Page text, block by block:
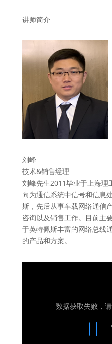
讲师简介
刘峰
技术&销售经理
刘峰先生2011毕业于上海理
向为通信系统中信号和信息
斯，先后从事车载网络通信
咨询以及销售工作。目前主
于英特佩斯丰富的网络总线
的产品和方案。
数据获取失败，